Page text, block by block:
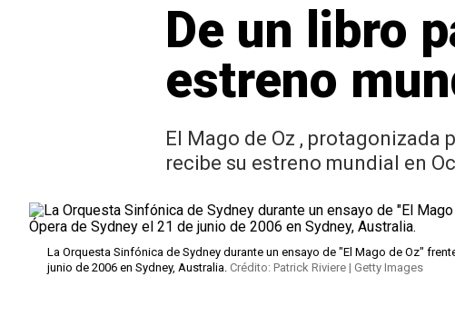
De un libro
estreno
El Mago de Oz , protagonizada
recibe su estreno mundial en
La Orquesta Sinfónica de Sydney durante un ensayo de "El Mago de Oz"
junio de 2006 en Sydney, Australia. Crédito: Patrick Riviere | Getty Images